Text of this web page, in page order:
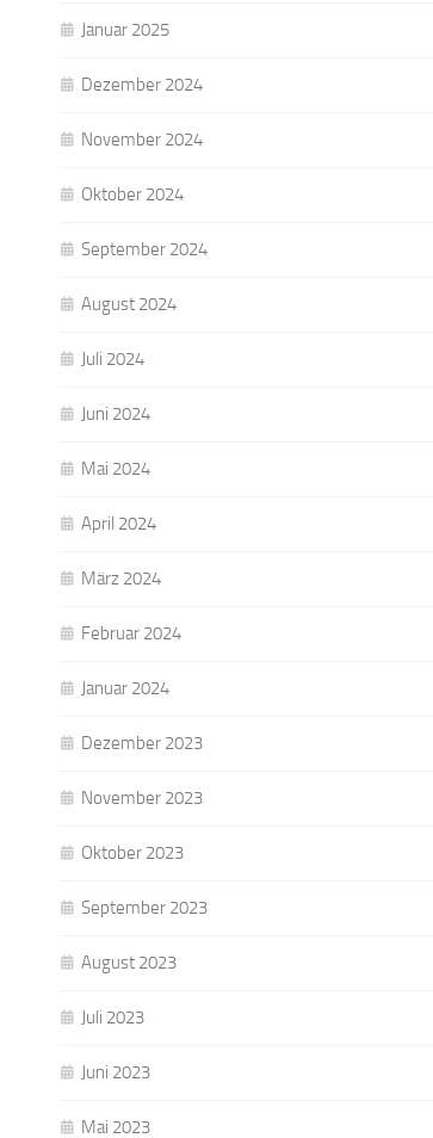
Januar 2025
Dezember 2024
November 2024
Oktober 2024
September 2024
August 2024
Juli 2024
Juni 2024
Mai 2024
April 2024
März 2024
Februar 2024
Januar 2024
Dezember 2023
November 2023
Oktober 2023
September 2023
August 2023
Juli 2023
Juni 2023
Mai 2023